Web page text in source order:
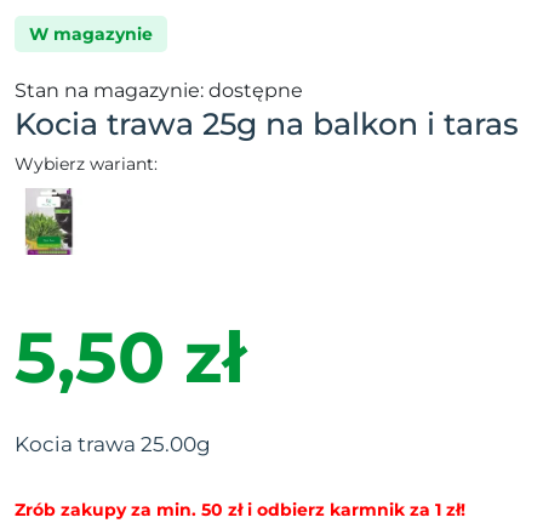
W magazynie
Stan na magazynie: dostępne
Kocia trawa 25g na balkon i taras
Wybierz wariant:
5,50 zł
Kocia trawa 25.00g
Zrób zakupy za min. 50 zł i odbierz karmnik za 1 zł!